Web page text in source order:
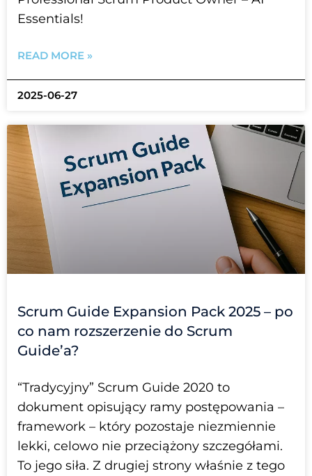
Essentials!
READ MORE »
2025-06-27
Scrum Guide Expansion Pack 2025 – po
co nam rozszerzenie do Scrum
Guide’a?
“Tradycyjny” Scrum Guide 2020 to
dokument opisujący ramy postępowania –
framework – który pozostaje niezmiennie
lekki, celowo nie przeciążony szczegółami.
To jego siła. Z drugiej strony właśnie z tego